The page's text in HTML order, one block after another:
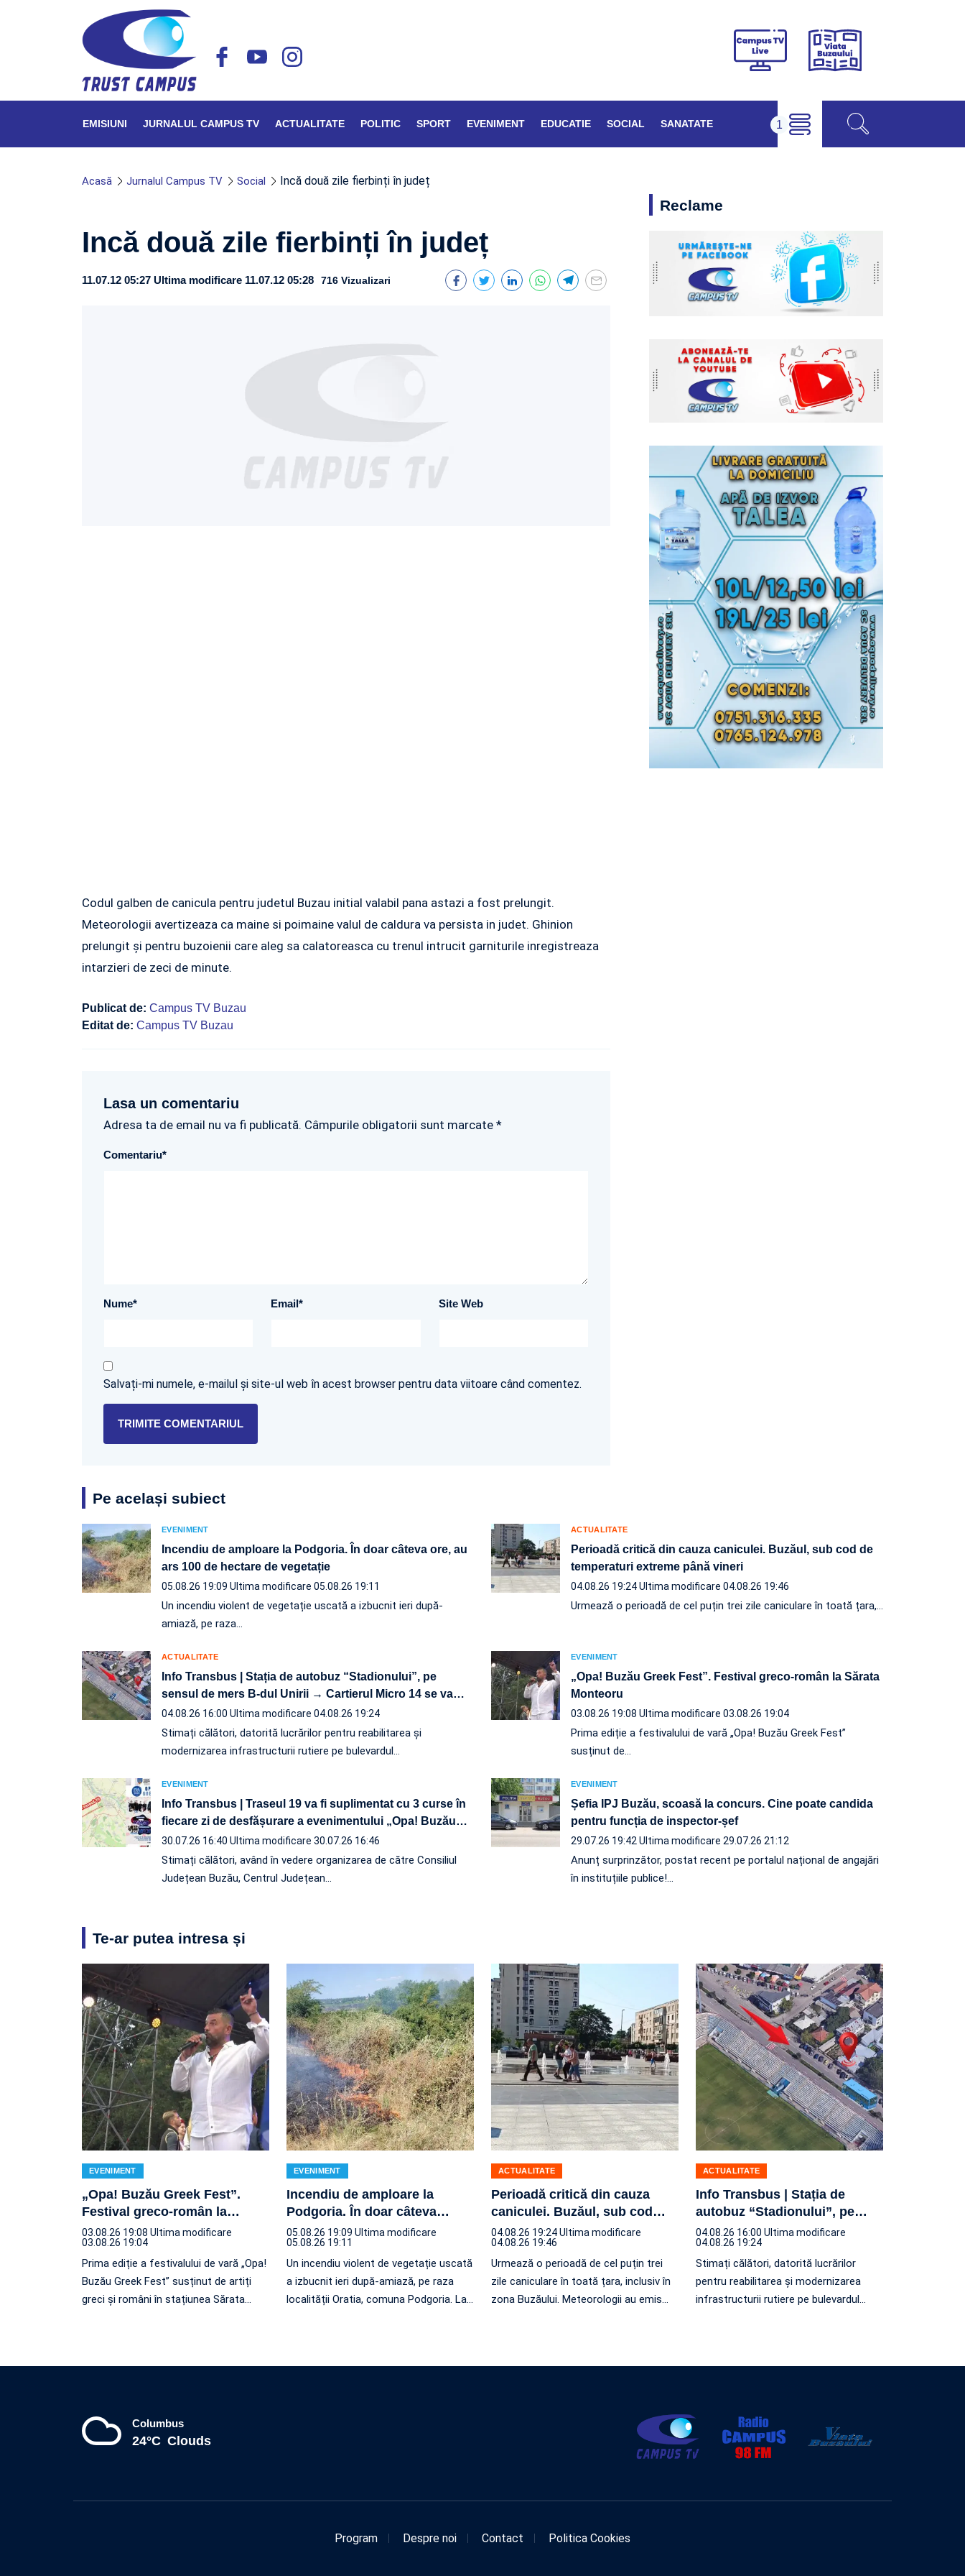
Campus
Viața
EMISIUNI JURNALUL CAMPUS TV ACTUALITATE POLITIC SPORT EVENIMENT EDUCATIE SOCIAL SANATATE
Acasă Jurnalul Campus TV Social Incă două zile fierbinți în județ
Incă două zile fierbinți în județ
11.07.12 05:27 Ultima modificare 11.07.12 05:28 716 Vizualizari
Codul galben de canicula pentru judetul Buzau initial valabil pana astazi a fost prelungit.
Meteorologii avertizeaza ca maine si poimaine valul de caldura va persista in judet. Ghinion
prelungit și pentru buzoienii care aleg sa calatoreasca cu trenul intrucit garniturile inregistreaza
intarzieri de zeci de minute.
Publicat de: Campus TV Buzau
Editat de: Campus TV Buzau
Lasa un comentariu
Adresa ta de email nu va fi publicată. Câmpurile obligatorii sunt marcate *
Comentariu*
Nume* Email* Site Web
Salvați-mi numele, e-mailul și site-ul web în acest browser pentru data viitoare când comentez.
Reclame
Pe același subiect
EVENIMENT
Incendiu de amploare la Podgoria. În doar câteva ore, au
ars 100 de hectare de vegetație
05.08.26 19:09 Ultima modificare 05.08.26 19:11
Un incendiu violent de vegetație uscată a izbucnit ieri după-
amiază, pe raza…
ACTUALITATE
Perioadă critică din cauza caniculei. Buzăul, sub cod de
temperaturi extreme până vineri
04.08.26 19:24Ultima modificare 04.08.26 19:46
Urmează o perioadă de cel puțin trei zile caniculare în toată țara,…
ACTUALITATE
Info Transbus | Stația de autobuz “Stadionului”, pe
sensul de mers B-dul Unirii → Cartierul Micro 14 se va…
04.08.26 16:00 Ultima modificare 04.08.26 19:24
Stimați călători, datorită lucrărilor pentru reabilitarea și
modernizarea infrastructurii rutiere pe bulevardul…
EVENIMENT
„Opa! Buzău Greek Fest”. Festival greco-român la Sărata
Monteoru
03.08.26 19:08 Ultima modificare 03.08.26 19:04
Prima ediție a festivalului de vară „Opa! Buzău Greek Fest”
susținut de…
EVENIMENT
Info Transbus | Traseul 19 va fi suplimentat cu 3 curse în
fiecare zi de desfășurare a evenimentului „Opa! Buzău…
30.07.26 16:40 Ultima modificare 30.07.26 16:46
Stimați călători, având în vedere organizarea de către Consiliul
Județean Buzău, Centrul Județean…
EVENIMENT
Șefia IPJ Buzău, scoasă la concurs. Cine poate candida
pentru funcția de inspector-șef
29.07.26 19:42 Ultima modificare 29.07.26 21:12
Anunț surprinzător, postat recent pe portalul național de angajări
în instituțiile publice!…
Te-ar putea intresa și
EVENIMENT
„Opa! Buzău Greek Fest”.
Festival greco-român la…
03.08.26 19:08 Ultima modificare
03.08.26 19:04
Prima ediție a festivalului de vară „Opa!
Buzău Greek Fest” susținut de artiți
greci și români în stațiunea Sărata…
EVENIMENT
Incendiu de amploare la
Podgoria. În doar câteva…
05.08.26 19:09 Ultima modificare
05.08.26 19:11
Un incendiu violent de vegetație uscată
a izbucnit ieri după-amiază, pe raza
localității Oratia, comuna Podgoria. La…
ACTUALITATE
Perioadă critică din cauza
caniculei. Buzăul, sub cod…
04.08.26 19:24Ultima modificare
04.08.26 19:46
Urmează o perioadă de cel puțin trei
zile caniculare în toată țara, inclusiv în
zona Buzăului. Meteorologii au emis…
ACTUALITATE
Info Transbus | Stația de
autobuz “Stadionului”, pe…
04.08.26 16:00 Ultima modificare
04.08.26 19:24
Stimați călători, datorită lucrărilor
pentru reabilitarea și modernizarea
infrastructurii rutiere pe bulevardul…
Columbus
24°C Clouds
Program Despre noi Contact Politica Cookies